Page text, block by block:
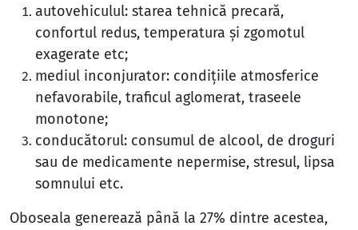
autovehiculul: starea tehnică precară,
confortul redus, temperatura şi zgomotul
exagerate etc;
mediul inconjurator: condiţiile atmosferice
nefavorabile, traficul aglomerat, traseele
monotone;
conducătorul: consumul de alcool, de droguri
sau de medicamente nepermise, stresul, lipsa
somnului etc.
Oboseala generează până la 27% dintre acestea,